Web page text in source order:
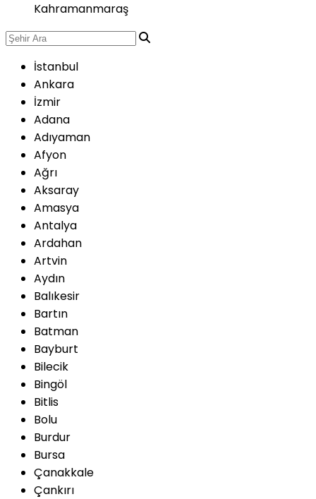
Kahramanmaraş
İstanbul
Ankara
İzmir
Adana
Adıyaman
Afyon
Ağrı
Aksaray
Amasya
Antalya
Ardahan
Artvin
Aydın
Balıkesir
Bartın
Batman
Bayburt
Bilecik
Bingöl
Bitlis
Bolu
Burdur
Bursa
Çanakkale
Çankırı